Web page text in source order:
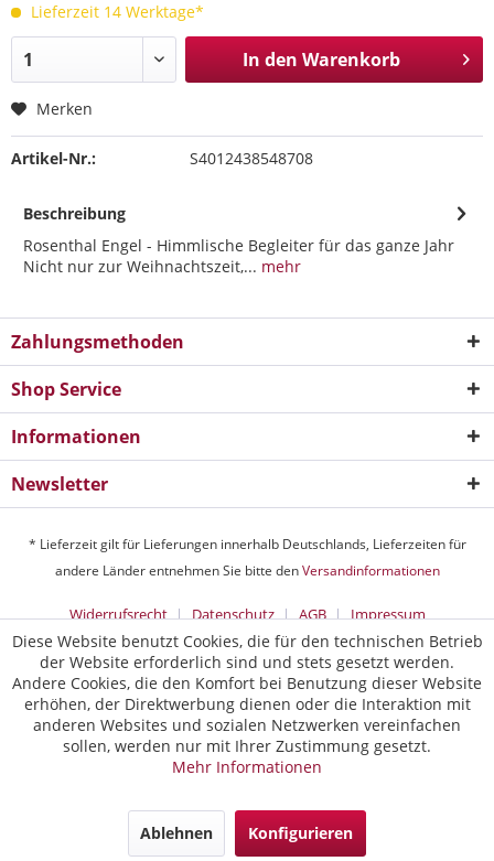
Lieferzeit 14 Werktage*
In den Warenkorb
Merken
Artikel-Nr.: S4012438548708
Beschreibung
Rosenthal Engel - Himmlische Begleiter für das ganze Jahr
Nicht nur zur Weihnachtszeit,... mehr
Zahlungsmethoden
Shop Service
Informationen
Newsletter
* Lieferzeit gilt für Lieferungen innerhalb Deutschlands, Lieferzeiten für
andere Länder entnehmen Sie bitte denVersandinformationen
Widerrufsrecht Datenschutz AGB Impressum
Diese Website benutzt Cookies, die für den technischen Betrieb
der Website erforderlich sind und stets gesetzt werden.
Andere Cookies, die den Komfort bei Benutzung dieser Website
erhöhen, der Direktwerbung dienen oder die Interaktion mit
anderen Websites und sozialen Netzwerken vereinfachen
sollen, werden nur mit Ihrer Zustimmung gesetzt.
Mehr Informationen
Ablehnen Konfigurieren